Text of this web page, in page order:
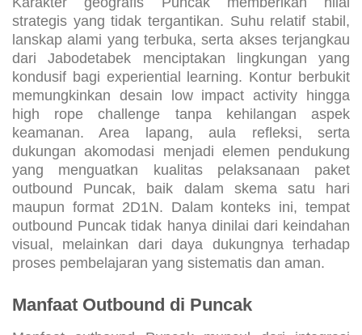
Karakter geografis Puncak memberikan nilai
strategis yang tidak tergantikan. Suhu relatif stabil,
lanskap alami yang terbuka, serta akses terjangkau
dari Jabodetabek menciptakan lingkungan yang
kondusif bagi experiential learning. Kontur berbukit
memungkinkan desain low impact activity hingga
high rope challenge tanpa kehilangan aspek
keamanan. Area lapang, aula refleksi, serta
dukungan akomodasi menjadi elemen pendukung
yang menguatkan kualitas pelaksanaan paket
outbound Puncak, baik dalam skema satu hari
maupun format 2D1N. Dalam konteks ini, tempat
outbound Puncak tidak hanya dinilai dari keindahan
visual, melainkan dari daya dukungnya terhadap
proses pembelajaran yang sistematis dan aman.
Manfaat Outbound di Puncak